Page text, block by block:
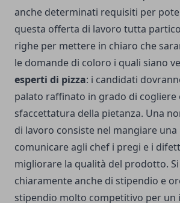
anche determinati requisiti per
questa offerta di lavoro tutta
righe per mettere in chiaro che
le domande di coloro i quali siano
esperti di pizza: i candidati
palato raffinato in grado di cogliere
sfaccettatura della pietanza. Una
di lavoro consiste nel mangiare una
comunicare agli chef i pregi e i
migliorare la qualità del prodotto.
chiaramente anche di stipendio e
stipendio molto competitivo per un